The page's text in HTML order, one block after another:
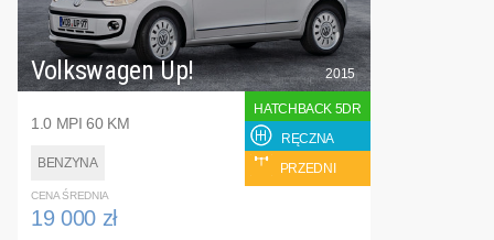
Volkswagen Up!
1.0 MPI 60 KM
BENZYNA
2015
HATCHBACK 5DR
RĘCZNA
PRZEDNI
CENA ŚREDNIA
19 000 zł